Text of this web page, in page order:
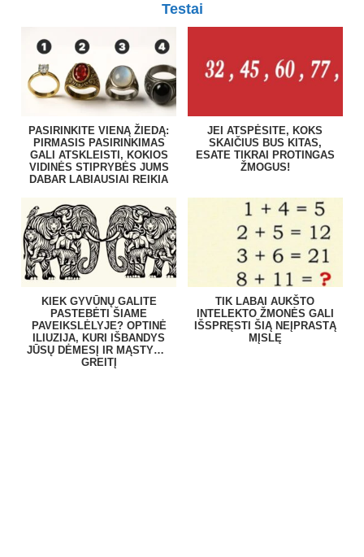
Testai
PASIRINKITE VIENĄ ŽIEDĄ:
PIRMASIS PASIRINKIMAS
GALI ATSKLEISTI, KOKIOS
VIDINĖS STIPRYBĖS JUMS
DABAR LABIAUSIAI REIKIA
JEI ATSPĖSITE, KOKS
SKAIČIUS BUS KITAS,
ESATE TIKRAI PROTINGAS
ŽMOGUS!
KIEK GYVŪNŲ GALITE
PASTEBĖTI ŠIAME
PAVEIKSLĖLYJE? OPTINĖ
ILIUZIJA, KURI IŠBANDYS
JŪSŲ DĖMESĮ IR MĄSTYMO
GREITĮ
TIK LABAI AUKŠTO
INTELEKTO ŽMONĖS GALI
IŠSPRĘSTI ŠIĄ NEĮPRASTĄ
MĮSLĘ